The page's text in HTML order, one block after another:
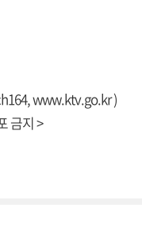
www.ktv.go.kr)
금지 >